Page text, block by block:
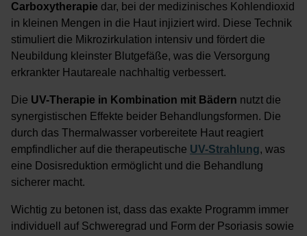
Carboxytherapie dar, bei der medizinisches Kohlendioxid
in kleinen Mengen in die Haut injiziert wird. Diese Technik
stimuliert die Mikrozirkulation intensiv und fördert die
Neubildung kleinster Blutgefäße, was die Versorgung
erkrankter Hautareale nachhaltig verbessert.
Die UV-Therapie in Kombination mit Bädern nutzt die
synergistischen Effekte beider Behandlungsformen. Die
durch das Thermalwasser vorbereitete Haut reagiert
empfindlicher auf die therapeutische UV-Strahlung, was
eine Dosisreduktion ermöglicht und die Behandlung
sicherer macht.
Wichtig zu betonen ist, dass das exakte Programm immer
individuell auf Schweregrad und Form der Psoriasis sowie